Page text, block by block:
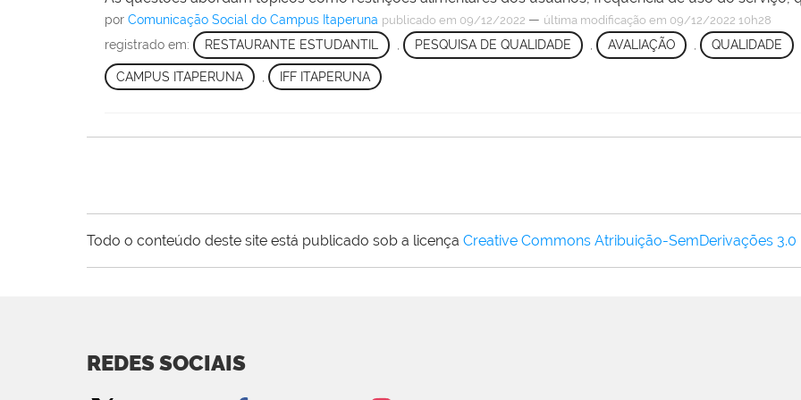
porComunicação Social do Campus Itaperuna publicado em 09/12/2022 — última modificação em 09/12/2022 10h28
registrado em: RESTAURANTE ESTUDANTIL , PESQUISA DE QUALIDADE , AVALIAÇÃO , QUALIDADE
CAMPUS ITAPERUNA IFF ITAPERUNA
Todo o conteúdo deste site está publicado sob a licença Creative Commons Atribuição-SemDerivações
REDES SOCIAIS